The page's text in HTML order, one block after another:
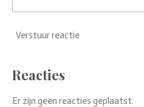
Verstuur reactie
Reacties
Er zijn geen reacties geplaatst.